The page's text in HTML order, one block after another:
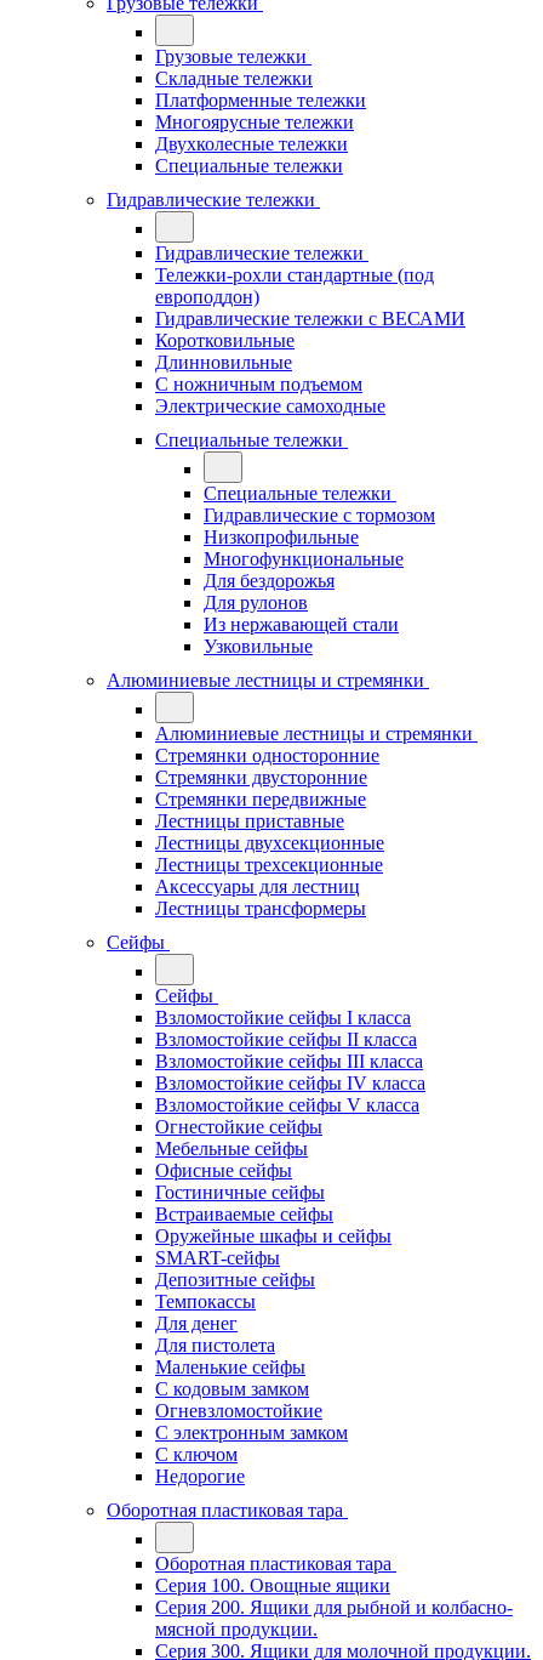
Грузовые тележки
Складные тележки
Платформенные тележки
Многоярусные тележки
Двухколесные тележки
Специальные тележки
Гидравлические тележки
Гидравлические тележки
Тележки-рохли стандартные (под
европоддон)
Гидравлические тележки с ВЕСАМИ
Коротковильные
Длинновильные
С ножничным подъемом
Электрические самоходные
Специальные тележки
Специальные тележки
Гидравлические с тормозом
Низкопрофильные
Многофункциональные
Для бездорожья
Для рулонов
Из нержавающей стали
Узковильные
Алюминиевые лестницы и стремянки
Алюминиевые лестницы и стремянки
Стремянки односторонние
Стремянки двусторонние
Стремянки передвижные
Лестницы приставные
Лестницы двухсекционные
Лестницы трехсекционные
Аксессуары для лестниц
Лестницы трансформеры
Сейфы
Сейфы
Взломостойкие сейфы I класса
Взломостойкие сейфы II класса
Взломостойкие сейфы III класса
Взломостойкие сейфы IV класса
Взломостойкие сейфы V класса
Огнестойкие сейфы
Мебельные сейфы
Офисные сейфы
Гостиничные сейфы
Встраиваемые сейфы
Оружейные шкафы и сейфы
SMART-сейфы
Депозитные сейфы
Темпокассы
Для денег
Для пистолета
Маленькие сейфы
С кодовым замком
Огневзломостойкие
С электронным замком
С ключом
Недорогие
Оборотная пластиковая тара
Оборотная пластиковая тара
Серия 100. Овощные ящики
Серия 200. Ящики для рыбной и колбасно-
мясной продукции.
Серия 300. Ящики для молочной продукции.